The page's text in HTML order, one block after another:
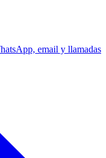
email y llamadas